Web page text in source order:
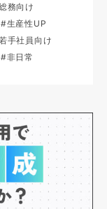
務向け
#生産性UP
手社員向け
#非日常